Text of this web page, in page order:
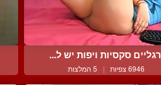
רגליים סקסיות ויפות יש ל...
6946 צפיות | 5 המלצות